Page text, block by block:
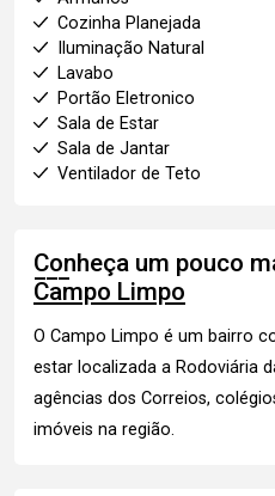
Cozinha Planejada
Iluminação Natural
Lavabo
Portão Eletronico
Sala de Estar
Sala de Jantar
Ventilador de Teto
Conheça um pouco
Campo Limpo
O Campo Limpo é um bairro
estar localizada a Rodoviária
agências dos Correios,
imóveis na região.